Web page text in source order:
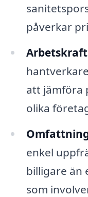
påverkar
att jämföra
olika
enkel
billigare än
som